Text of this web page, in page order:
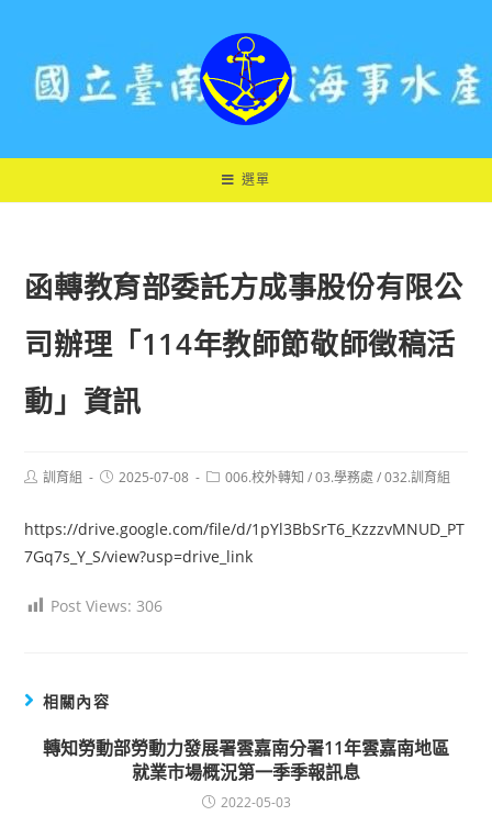
選單
函轉教育部委託方成事股份有限公
司辦理「114年教師節敬師徵稿活
動」資訊
Post訓育組
Post2025-07-08
Post006.校外轉知 / 03.學務處 / 032.訓育組
https://drive.google.com/file/d/1pYl3BbSrT6_KzzzvMNUD_PT
7Gq7s_Y_S/view?usp=drive_link
Post Views: 306
相關內容
轉知勞動部勞動力發展署雲嘉南分署11年雲嘉南地區
就業市場概況第一季季報訊息
2022-05-03